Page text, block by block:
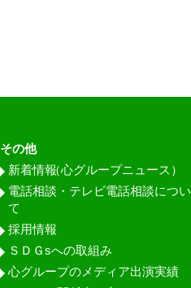
その他
新着情報（心グループニュース）
電話相談・テレビ電話相談につい
て
採用情報
ＳＤＧsへの取組み
心グループのメディア出演実績